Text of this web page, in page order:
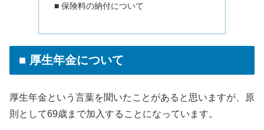
■ 保険料の納付について
■ 厚生年金について
厚生年金という言葉を聞いたことがあると思いますが、原
則として69歳まで加入することになっています。